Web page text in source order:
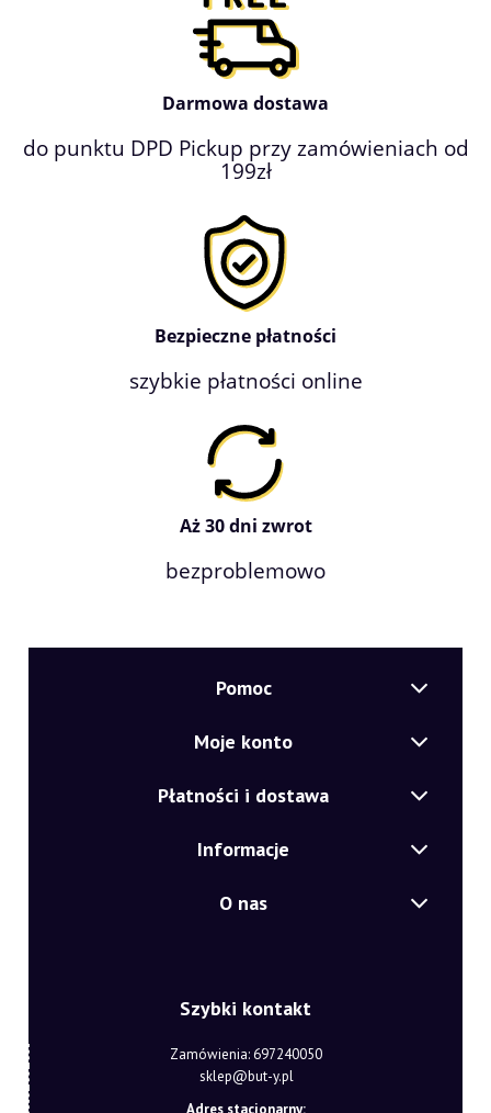
Darmowa dostawa
do punktu DPD Pickup przy zamówieniach od
199zł
Bezpieczne płatności
szybkie płatności online
Aż 30 dni zwrot
bezproblemowo
Pomoc
Moje konto
Płatności i dostawa
Informacje
O nas
Szybki kontakt
Zamówienia: 697240050
sklep@but-y.pl
Adres stacjonarny: